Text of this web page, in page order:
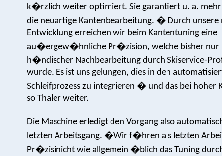
k�rzlich weiter optimiert. Sie garantiert u. a.
die neuartige Kantenbearbeitung. � Durch unsere
Entwicklung erreichen wir beim Kantentuning eine
au�ergew�hnliche Pr�zision, welche bisher nur
h�ndischer Nachbearbeitung durch Skiservice-
wurde. Es ist uns gelungen, dies in den
Schleifprozess zu integrieren � und das bei
so Thaler weiter.
Die Maschine erledigt den Vorgang also
letzten Arbeitsgang. �Wir f�hren als letzten
Pr�zisinicht wie allgemein �blich das Tuning